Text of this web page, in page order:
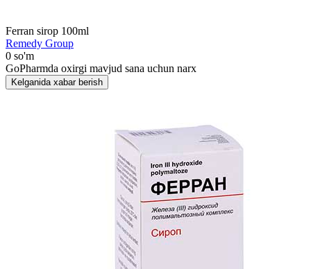
Ferran sirop 100ml
Remedy Group
0 so'm
GoPharmda oxirgi mavjud sana uchun narx
Kelganida xabar berish